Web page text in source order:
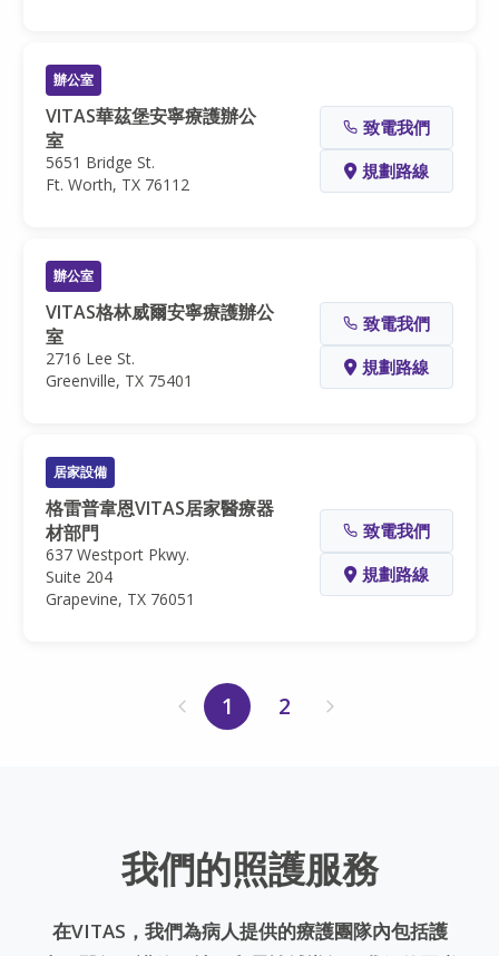
辦公室
VITAS華茲堡安寧療護辦公
室
5651 Bridge St.
Ft. Worth, TX 76112
致電我們
規劃路線
辦公室
VITAS格林威爾安寧療護辦公
室
2716 Lee St.
Greenville, TX 75401
致電我們
規劃路線
居家設備
格雷普韋恩VITAS居家醫療器
材部門
637 Westport Pkwy.
Suite 204
Grapevine, TX 76051
致電我們
規劃路線
1 2
我們的照護服務
在VITAS，我們為病人提供的療護團隊內包括護